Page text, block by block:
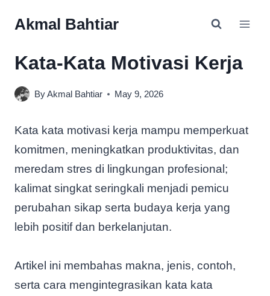
Akmal Bahtiar
Kata-Kata Motivasi Kerja
ByAkmal Bahtiar May 9, 2026
Kata kata motivasi kerja mampu memperkuat
komitmen, meningkatkan produktivitas, dan
meredam stres di lingkungan profesional;
kalimat singkat seringkali menjadi pemicu
perubahan sikap serta budaya kerja yang
lebih positif dan berkelanjutan.
Artikel ini membahas makna, jenis, contoh,
serta cara mengintegrasikan kata kata